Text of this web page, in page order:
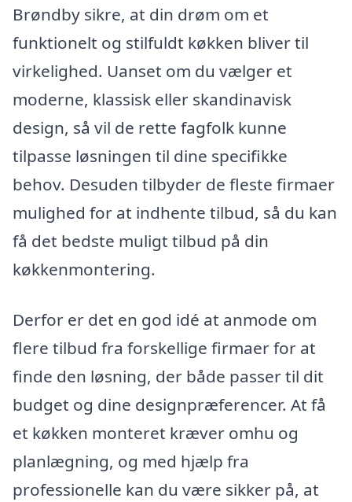
Brøndby sikre, at din drøm om et
funktionelt og stilfuldt køkken bliver til
virkelighed. Uanset om du vælger et
moderne, klassisk eller skandinavisk
design, så vil de rette fagfolk kunne
tilpasse løsningen til dine specifikke
behov. Desuden tilbyder de fleste firmaer
mulighed for at indhente tilbud, så du kan
få det bedste muligt tilbud på din
køkkenmontering.
Derfor er det en god idé at anmode om
flere tilbud fra forskellige firmaer for at
finde den løsning, der både passer til dit
budget og dine designpræferencer. At få
et køkken monteret kræver omhu og
planlægning, og med hjælp fra
professionelle kan du være sikker på, at